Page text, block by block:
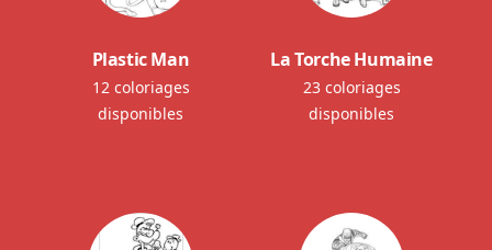
Plastic Man
12 coloriages
disponibles
La Torche Humaine
23 coloriages
disponibles